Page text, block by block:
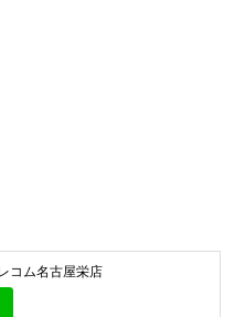
コム名古屋栄店